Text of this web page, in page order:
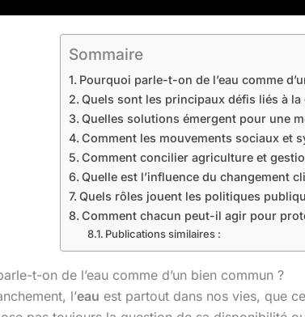
Sommaire
Pourquoi parle-t-on de l’eau comme
Quels sont les principaux défis liés à la
Quelles solutions émergent pour une
Comment les mouvements sociaux et
Comment concilier agriculture et
Quelle est l’influence du changement
Quels rôles jouent les politiques
Comment chacun peut-il agir pour
Publications similaires :
t-on de l’eau comme d’un bien commun ?
l’eau est partout dans nos vies, que